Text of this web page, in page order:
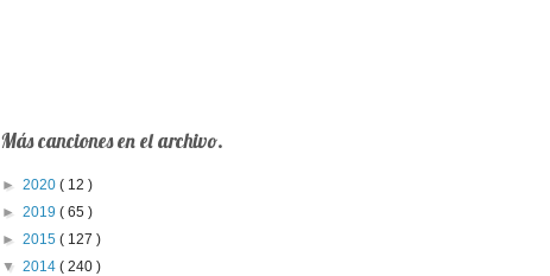
Más canciones en el archivo.
► 2020 ( 12 )
► 2019 ( 65 )
► 2015 ( 127 )
▼ 2014 ( 240 )